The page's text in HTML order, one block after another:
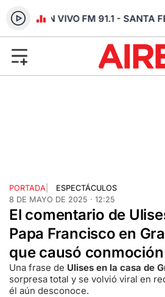
RADIO EN VIVO FM 91.1 - SANTA FE
PORTADA
ESPECTÁCULOS
8 DE MAYO DE 2025 · 12:25
El comentario de
Papa Francisco en
que causó conmoción
Una frase de Ulises en la casa de
sorpresa total y se volvió viral en
él aún desconoce.